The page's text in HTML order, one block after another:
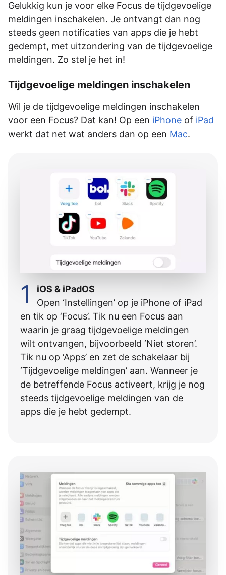
Gelukkig kun je voor elke Focus de tijdgevoelige
meldingen inschakelen. Je ontvangt dan nog
steeds geen notificaties van apps die je hebt
gedempt, met uitzondering van de tijdgevoelige
meldingen. Zo stel je het in!
Tijdgevoelige meldingen inschakelen
Wil je de tijdgevoelige meldingen inschakelen
voor een Focus? Dat kan! Op een iPhone of iPad
werkt dat net wat anders dan op een Mac.
1
iOS & iPadOS
Open ‘Instellingen’ op je iPhone of iPad
en tik op ‘Focus’. Tik nu een Focus aan
waarin je graag tijdgevoelige meldingen
wilt ontvangen, bijvoorbeeld ‘Niet storen’.
Tik nu op ‘Apps’ en zet de schakelaar bij
‘Tijdgevoelige meldingen’ aan. Wanneer je
de betreffende Focus activeert, krijg je nog
steeds tijdgevoelige meldingen van de
apps die je hebt gedempt.